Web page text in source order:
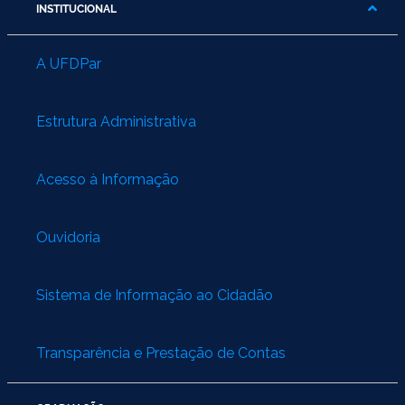
INSTITUCIONAL
A UFDPar
Estrutura Administrativa
Acesso à Informação
Ouvidoria
Sistema de Informação ao Cidadão
Transparência e Prestação de Contas